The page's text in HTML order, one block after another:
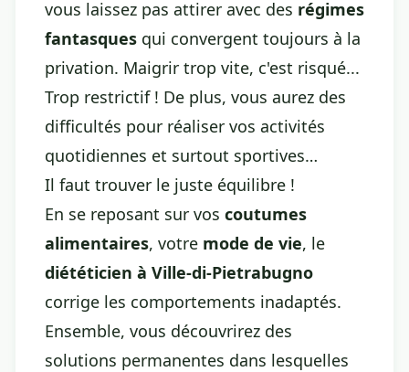
vous laissez pas attirer avec des régimes
fantasques qui convergent toujours à la
privation. Maigrir trop vite, c'est risqué...
Trop restrictif ! De plus, vous aurez des
difficultés pour réaliser vos activités
quotidiennes et surtout sportives…
Il faut trouver le juste équilibre !
En se reposant sur vos coutumes
alimentaires, votre mode de vie, le
diététicien à Ville-di-Pietrabugno
corrige les comportements inadaptés.
Ensemble, vous découvrirez des
solutions permanentes dans lesquelles